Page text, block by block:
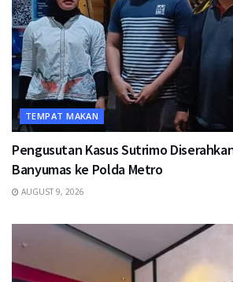
TEMPAT MAKAN
Pengusutan Kasus Sutrimo
Banyumas ke Polda Metro
AUGUST 9, 2026